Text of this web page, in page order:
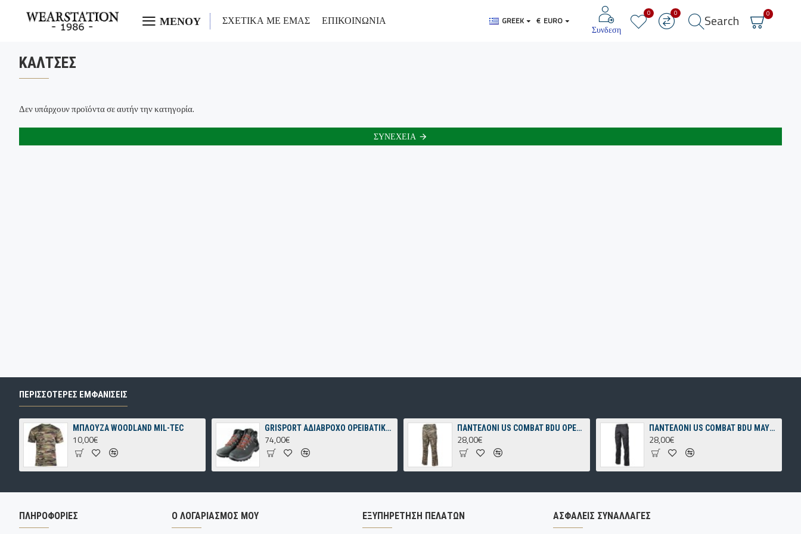
ΜΕΝΟΥ ΣΧΕΤΙΚΑ ΜΕ ΕΜΑΣ ΕΠΙΚΟΙΝΩΝΙΑ GREEK € EURO
Συνδεση
0 0 Search 0
ΚΆΛΤΣΕΣ
Δεν υπάρχουν προϊόντα σε αυτήν την κατηγορία.
ΣΥΝΈΧΕΙΑ
ΠΕΡΙΣΣΌΤΕΡΕΣ ΕΜΦΑΝΊΣΕΙΣ
ΜΠΛΟΥΖΑ WOODLAND MIL-TEC
10,00€
GRISPORT ΑΔΙΑΒΡΟΧΟ ΟΡΕΙΒΑΤΙΚΟ ΠΑΠΟΥΤΣΙ ΓΚΡΙ
74,00€
ΠΑΝΤΕΛΟΝΙ US COMBAT BDU OPERATION-CAMO
28,00€
ΠΑΝΤΕΛΟΝΙ US COMBAT BDU ΜΑΥΡΟ
28,00€
ΠΛΗΡΟΦΟΡΊΕΣ Ο ΛΟΓΑΡΙΑΣΜΌΣ ΜΟΥ ΕΞΥΠΗΡΈΤΗΣΗ ΠΕΛΑΤΏΝ ΑΣΦΑΛΕΊΣ ΣΥΝΑΛΛΑΓΈΣ